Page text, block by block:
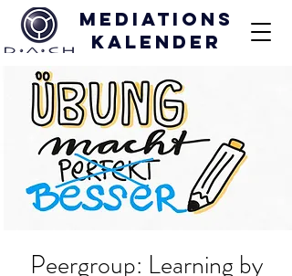
Mediations
kalender
Peergroup: Learning by